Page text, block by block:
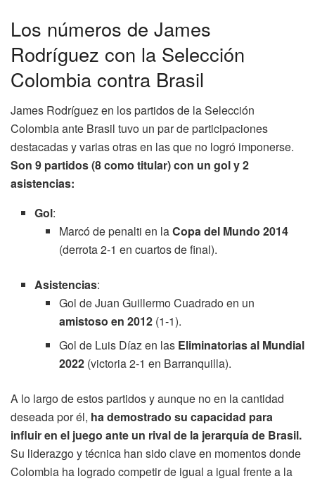
Los números de James
Rodríguez con la Selección
Colombia contra Brasil
James Rodríguez en los partidos de la Selección
Colombia ante Brasil tuvo un par de participaciones
destacadas y varias otras en las que no logró imponerse.
Son 9 partidos (8 como titular) con un gol y 2
asistencias:
Gol:
Marcó de penalti en laCopa del Mundo 2014
(derrota 2-1 en cuartos de final).
Asistencias:
Gol de Juan Guillermo Cuadrado en un
amistoso en 2012(1-1).
Gol de Luis Díaz en las Eliminatorias al Mundial
2022(victoria 2-1 en Barranquilla).
A lo largo de estos partidos y aunque no en la cantidad
deseada por él, ha demostrado su capacidad para
influir en el juego ante un rival de la jerarquía de Brasil.
Su liderazgo y técnica han sido clave en momentos donde
Colombia ha logrado competir de igual a igual frente a la